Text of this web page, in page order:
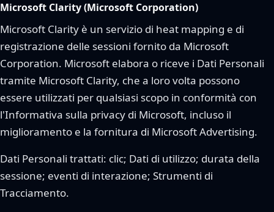
Microsoft Clarity (Microsoft Corporation)
Microsoft Clarity è un servizio di heat mapping e di
registrazione delle sessioni fornito da Microsoft
Corporation. Microsoft elabora o riceve i Dati Personali
tramite Microsoft Clarity, che a loro volta possono
essere utilizzati per qualsiasi scopo in conformità con
l'Informativa sulla privacy di Microsoft, incluso il
miglioramento e la fornitura di Microsoft Advertising.
Dati Personali trattati: clic; Dati di utilizzo; durata della
sessione; eventi di interazione; Strumenti di
Tracciamento.